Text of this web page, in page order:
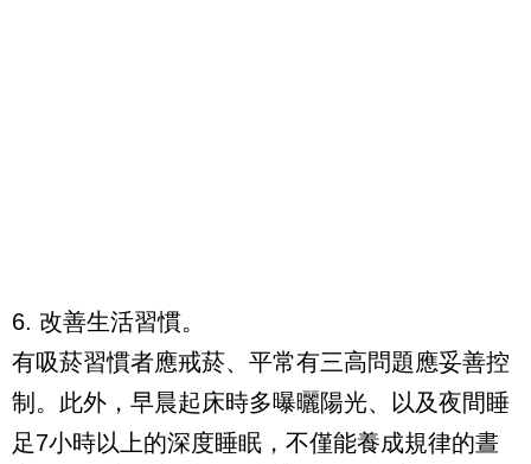
6. 改善生活習慣。
有吸菸習慣者應戒菸、平常有三高問題應妥善控
制。此外，早晨起床時多曝曬陽光、以及夜間睡
足7小時以上的深度睡眠，不僅能養成規律的晝